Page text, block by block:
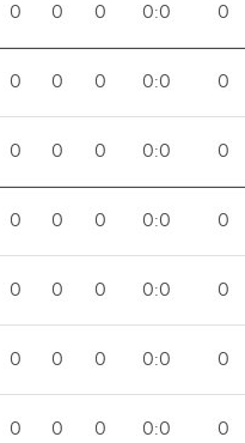
0 0 0 0:0 0
0 0 0 0:0 0
0 0 0 0:0 0
0 0 0 0:0 0
0 0 0 0:0 0
0 0 0 0:0 0
0 0 0 0:0 0